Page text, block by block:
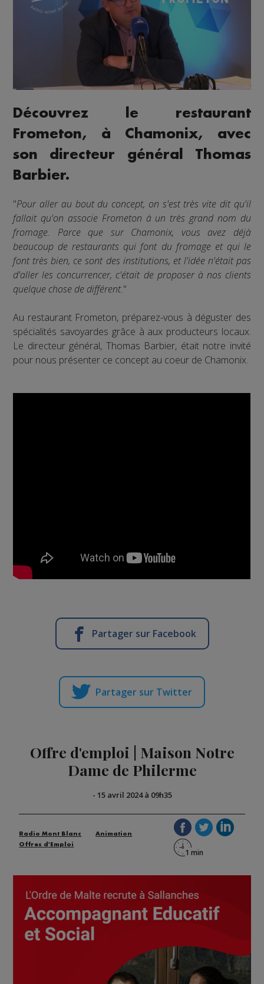
Découvrez le restaurant
Frometon, à Chamonix, avec
son directeur général Thomas
Barbier.
"Pour aller au bout du concept, on s'est très vite dit qu'il
fallait qu'on associe Frometon à un très grand nom du
fromage. Parce que sur Chamonix, vous avez déjà
beaucoup de restaurants qui font du fromage et qui le
font très bien, ce sont des institutions, et l'idée n'était pas
d'aller les concurrencer, c'était de proposer à nos clients
quelque chose de différent."
Au restaurant Frometon, préparez-vous à déguster des
spécialités savoyardes grâce à aux producteurs locaux.
Le directeur général, Thomas Barbier, était notre invité
pour nous présenter ce concept au coeur de Chamonix.
Partager sur Facebook
Partager sur Twitter
Offre d'emploi | Maison Notre
Dame de Philerme
- 15 avril 2024 à 09h35
Radio Mont Blanc
Animation
Offres d'Emploi